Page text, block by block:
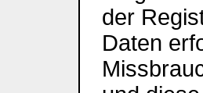
der
Daten